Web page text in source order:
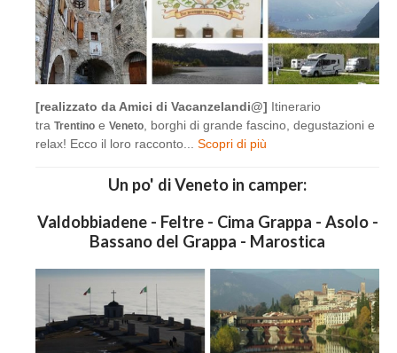
[realizzato da Amici di Vacanzelandi@] Itinerario
tra Trentino e Veneto , borghi di grande fascino, degustazioni e
relax! Ecco il loro racconto... Scopri di più
Un po' di Veneto in camper:
Valdobbiadene - Feltre - Cima Grappa - Asolo -
Bassano del Grappa - Marostica